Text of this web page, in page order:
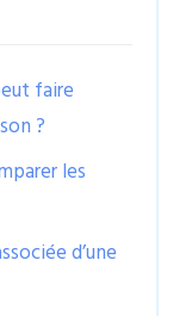
faire
?
les
d’une